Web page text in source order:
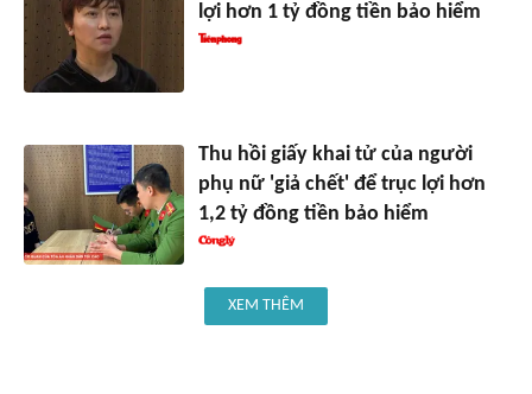
lợi hơn 1 tỷ đồng tiền bảo hiểm
Thu hồi giấy khai tử của người
phụ nữ 'giả chết' để trục lợi hơn
1,2 tỷ đồng tiền bảo hiểm
XEM THÊM